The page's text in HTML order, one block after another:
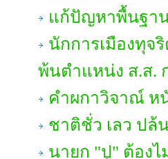
แก้ปัญหาพื้นฐา
นักการเมืองทุจ
พ้นตำแหน่ง ส.ส.
คำผกาวิจาณ์ ห
ชาติชั่ว เลว ปล้
นายก "ปู" ต้องไ